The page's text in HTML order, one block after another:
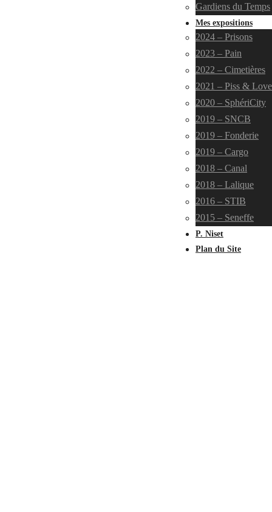
Gardiens du Temps
Mes expositions
2024 – Prisons
2023 – Pain
2022 – Cimetières
2021 – Piss & Love
2020 – SphériCity
2019 – SNCB
2019 – Fonderie
2019 – Cargo
2018 – Canal
2018 – Lalique
2016 – STIB
2015 – Seneffe
P. Niset
Plan du Site